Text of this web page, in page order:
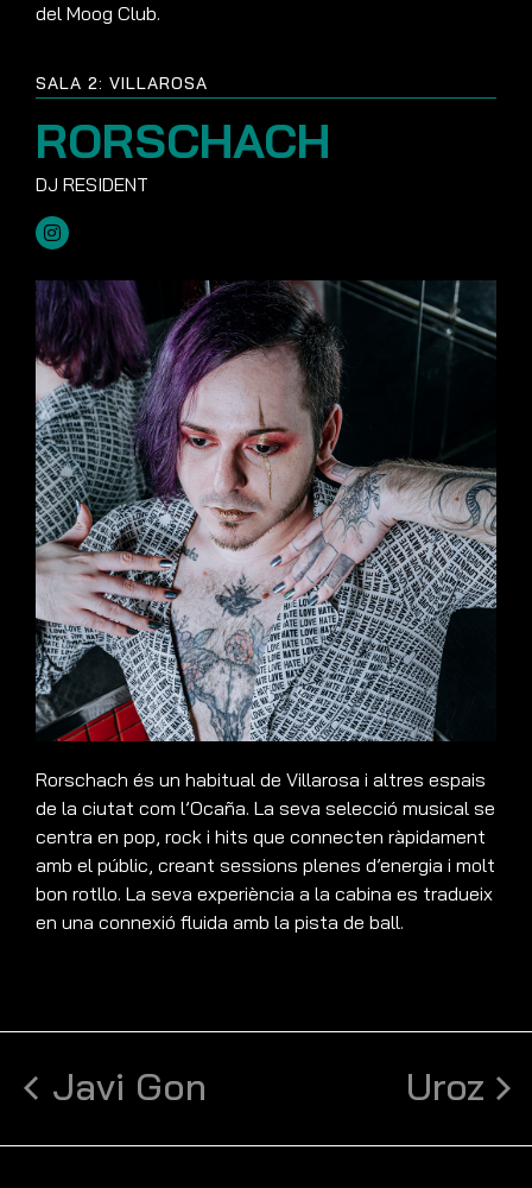
del Moog Club.
SALA 2: VILLAROSA
RORSCHACH
Rorschach és un habitual de Villarosa i altres espais
de la ciutat com l’Ocaña. La seva selecció musical se
centra en pop, rock i hits que connecten ràpidament
amb el públic, creant sessions plenes d’energia i molt
bon rotllo. La seva experiència a la cabina es tradueix
en una connexió fluida amb la pista de ball.
Javi Gon Uroz